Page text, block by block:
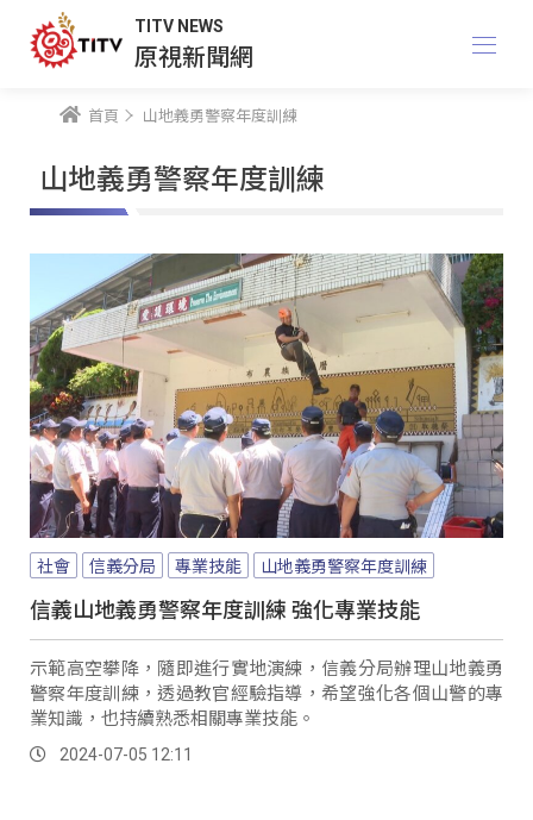
TITV NEWS
原視新聞網
首頁 山地義勇警察年度訓練
山地義勇警察年度訓練
社會 信義分局 專業技能 山地義勇警察年度訓練
信義山地義勇警察年度訓練 強化專業技能
示範高空攀降，隨即進行實地演練，信義分局辦理山地義勇
警察年度訓練，透過教官經驗指導，希望強化各個山警的專
業知識，也持續熟悉相關專業技能。
2024-07-05 12:11